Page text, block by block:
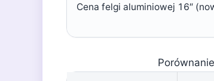
Cena felgi aluminiowej 16″